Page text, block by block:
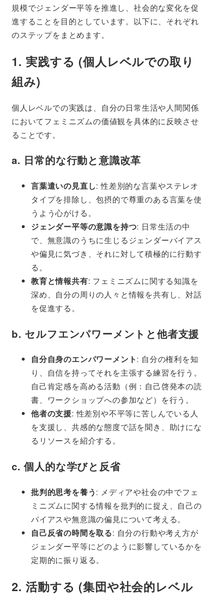
規模でジェンダー平等を推進し、社会的な変化を促
進することを目的としています。以下に、それぞれ
のステップをまとめます。
1. 実践する (個人レベルでの取り
組み)
個人レベルでの実践は、自分の日常生活や人間関係
においてフェミニズムの価値観を具体的に反映させ
ることです。
a. 日常的な行動と意識改革
言葉遣いの見直し: 性差別的な言葉やステレオ
タイプを排除し、包摂的で尊重のある言葉を使
うよう心がける。
ジェンダー平等の意識を持つ: 日常生活の中
で、無意識のうちに生じるジェンダーバイアス
や偏見に気づき、それに対して積極的に行動す
る。
教育と情報共有: フェミニズムに関する知識を
深め、自分の周りの人々と情報を共有し、対話
を促進する。
b. セルフエンパワーメントと他者支援
自分自身のエンパワーメント: 自分の権利を知
り、自信を持ってそれを主張する練習を行う。
自己肯定感を高める活動（例：自己啓発本の読
書、ワークショップへの参加など）を行う。
他者の支援: 性差別や不平等に苦しんでいる人
を支援し、共感的な態度で話を聞き、助けにな
るリソースを紹介する。
c.個人的な学びと反省
批判的思考を養う: メディアや社会の中でフェ
ミニズムに関する情報を批判的に捉え、自己の
バイアスや無意識の偏見について考える。
自己反省の時間を取る: 自分の行動や考え方が
ジェンダー平等にどのように影響しているかを
定期的に振り返る。
2.活動する (集団や社会的レベル